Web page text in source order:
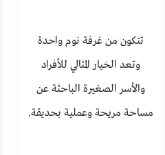
تتكون من غرفة نوم واحدة
وتعد الخيار المثالي للأفراد
والأسر الصغيرة الباحثة عن
مساحة مريحة وعملية بحديقة.